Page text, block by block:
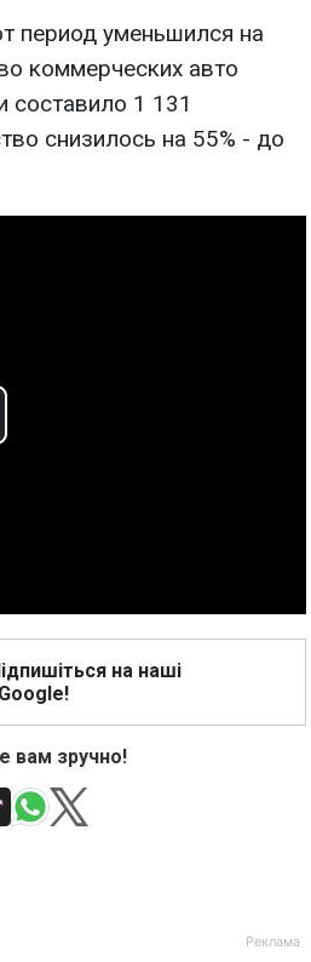
период уменьшился на
коммерческих авто
составило 1 131
снизилось на 55% - до
на наші
вам зручно!